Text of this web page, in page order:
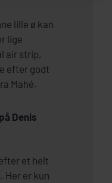
lille ø kan
lige
air strip,
efter godt
Mahé.
Denis
et helt
Her er kun